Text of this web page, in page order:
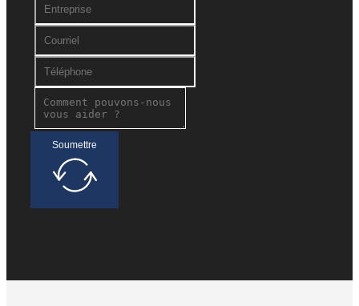
Soumettre